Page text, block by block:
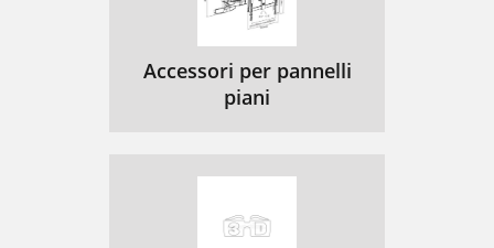
Accessori per pannelli
piani